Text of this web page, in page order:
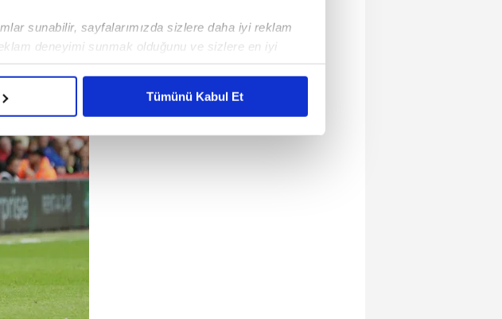
sunabilir, sayfalarımızda sizlere daha iyi reklam
deneyimi sunmak olduğunu ve sizlere en iyi
noktada, reklamların maliyetlerimizi karşılamak
ve üçüncü kişilere ait çerezler kullanılmaktadır. Bu
çerezler bilgi toplumu hizmetlerinin sunulması
ve kişiselleştirilmesi ve sizlere yönelik
rızanız dahilinde kullanılacaktır.
Çerezlere ilişkin detaylı bilgi için Ayarlar
Aydınlatma Metnimizi okumak ve sitemizde ilgili
Tümünü Kabul Et